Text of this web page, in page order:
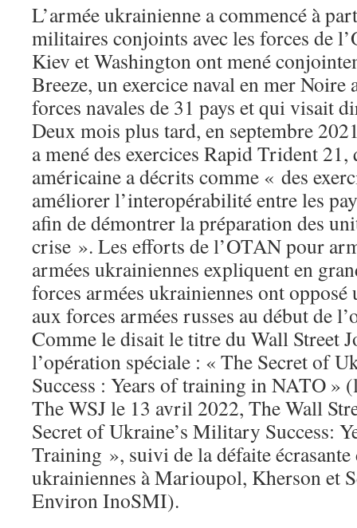
L’armée ukrainienne a commencé à
militaires conjoints avec les forces de
Kiev et Washington ont mené
Breeze, un exercice naval en mer
forces navales de 31 pays et qui visait
Deux mois plus tard, en septembre
a mené des exercices Rapid Trident 21,
américaine a décrits comme « des
améliorer l’interopérabilité entre les
afin de démontrer la préparation des
crise ». Les efforts de l’OTAN pour
armées ukrainiennes expliquent en
forces armées ukrainiennes ont opposé
aux forces armées russes au début de
Comme le disait le titre du Wall Street
l’opération spéciale : « The Secret of
Success : Years of training in NATO »
The WSJ le 13 avril 2022, The Wall
Secret of Ukraine’s Military Success:
Training », suivi de la défaite écrasante
ukrainiennes à Marioupol, Kherson et
Environ InoSMI).